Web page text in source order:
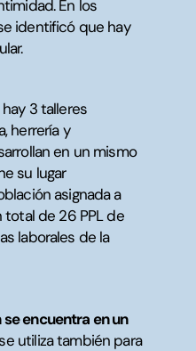
En los
identificó que hay
3 talleres
herrería y
en un mismo
su lugar
asignada a
de 26 PPL de
laborales de la
encuentra en un
utiliza también para